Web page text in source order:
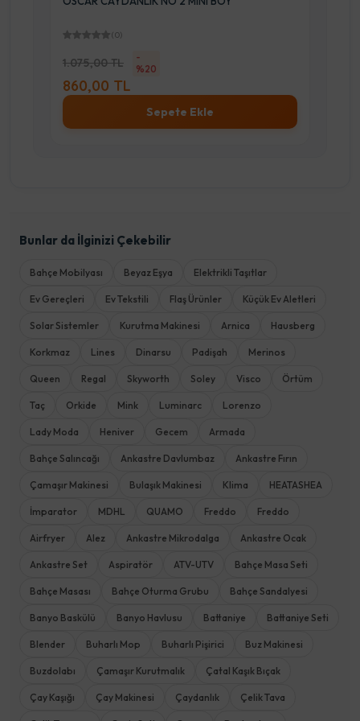
(0)
1.075,00 TL
-
%20
860,00 TL
Sepete Ekle
Bunlar da İlginizi Çekebilir
Bahçe Mobilyası Beyaz Eşya Elektrikli Taşıtlar
Ev Gereçleri Ev Tekstili Flaş Ürünler Küçük Ev Aletleri
Solar Sistemler Kurutma Makinesi Arnica Hausberg
Korkmaz Lines Dinarsu Padişah Merinos
Queen Regal Skyworth Soley Visco Örtüm
Taç Orkide Mink Luminarc Lorenzo
Lady Moda Heniver Gecem Armada
Bahçe Salıncağı Ankastre Davlumbaz Ankastre Fırın
Çamaşır Makinesi Bulaşık Makinesi Klima HEATASHEA
İmparator MDHL QUAMO Freddo Freddo
Airfryer Alez Ankastre Mikrodalga Ankastre Ocak
Ankastre Set Aspiratör ATV-UTV Bahçe Masa Seti
Bahçe Masası Bahçe Oturma Grubu Bahçe Sandalyesi
Banyo Baskülü Banyo Havlusu Battaniye Battaniye Seti
Blender Buharlı Mop Buharlı Pişirici Buz Makinesi
Buzdolabı Çamaşır Kurutmalık Çatal Kaşık Bıçak
Çay Kaşığı Çay Makinesi Çaydanlık Çelik Tava